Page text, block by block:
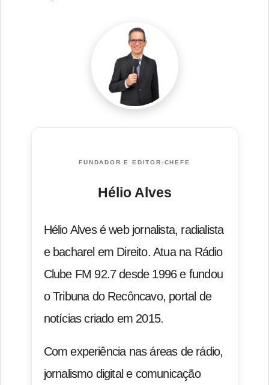
FUNDADOR E EDITOR-CHEFE
Hélio Alves
Hélio Alves é web jornalista, radialista
e bacharel em Direito. Atua na Rádio
Clube FM 92.7 desde 1996 e fundou
o Tribuna do Recôncavo, portal de
notícias criado em 2015.
Com experiência nas áreas de rádio,
jornalismo digital e comunicação